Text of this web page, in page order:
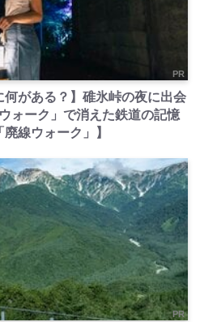
PR
何がある？】碓氷峠の夜に出会
ォーク」で消えた鉄道の記憶
線ウォーク」】
PR